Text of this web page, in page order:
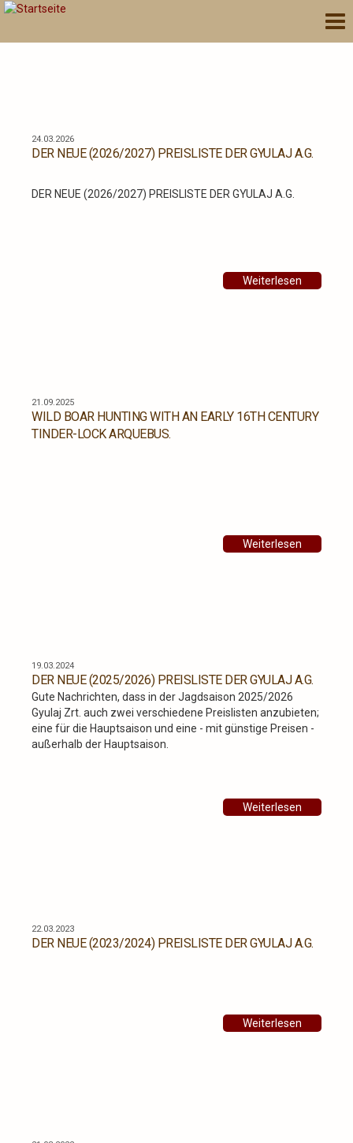
Direkt
24.03.2026
DER NEUE (2026/2027) PREISLISTE DER GYULAJ A.G.
DER NEUE (2026/2027) PREISLISTE DER GYULAJ A.G.
Weiterlesen
21.09.2025
WILD BOAR HUNTING WITH AN EARLY 16TH CENTURY
TINDER-LOCK ARQUEBUS.
Weiterlesen
19.03.2024
DER NEUE (2025/2026) PREISLISTE DER GYULAJ A.G.
Gute Nachrichten, dass in der Jagdsaison 2025/2026
Gyulaj Zrt. auch zwei verschiedene Preislisten anzubieten;
eine für die Hauptsaison und eine - mit günstige Preisen -
außerhalb der Hauptsaison.
Weiterlesen
22.03.2023
DER NEUE (2023/2024) PREISLISTE DER GYULAJ A.G.
Weiterlesen